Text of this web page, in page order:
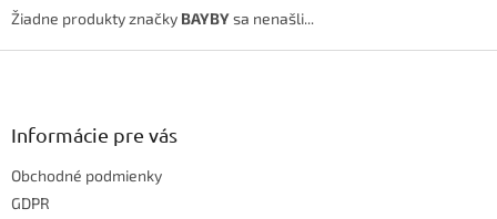
Žiadne produkty značky BAYBYsa nenašli...
Z
Informácie pre vás
Obchodné podmienky
GDPR